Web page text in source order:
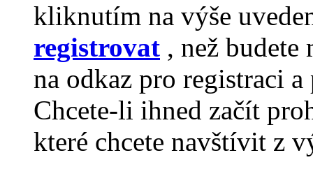
kliknutím na výše
registrovat , než
na odkaz pro registraci
Chcete-li ihned začít
které chcete navštívit z